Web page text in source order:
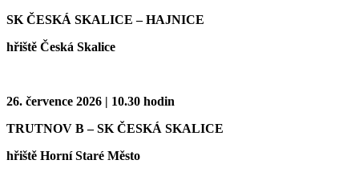
SK ČESKÁ SKALICE – HAJNICE
hřiště Česká Skalice
26. července 2026 | 10.30 hodin
TRUTNOV B – SK ČESKÁ SKALICE
hřiště Horní Staré Město